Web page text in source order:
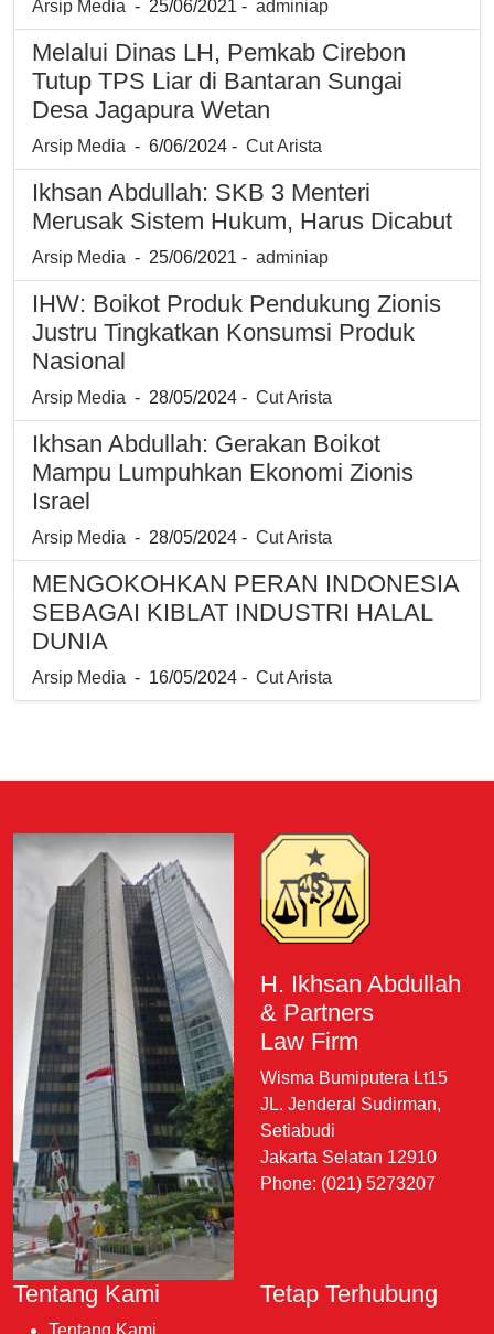
Arsip Media - 25/06/2021 - adminiap
Melalui Dinas LH, Pemkab Cirebon
Tutup TPS Liar di Bantaran Sungai
Desa Jagapura Wetan
Arsip Media - 6/06/2024 - Cut Arista
Ikhsan Abdullah: SKB 3 Menteri
Merusak Sistem Hukum, Harus Dicabut
Arsip Media - 25/06/2021 - adminiap
IHW: Boikot Produk Pendukung Zionis
Justru Tingkatkan Konsumsi Produk
Nasional
Arsip Media - 28/05/2024 - Cut Arista
Ikhsan Abdullah: Gerakan Boikot
Mampu Lumpuhkan Ekonomi Zionis
Israel
Arsip Media - 28/05/2024 - Cut Arista
MENGOKOHKAN PERAN INDONESIA
SEBAGAI KIBLAT INDUSTRI HALAL
DUNIA
Arsip Media - 16/05/2024 - Cut Arista
H. Ikhsan Abdullah
& Partners
Law Firm
Wisma Bumiputera Lt15
JL. Jenderal Sudirman,
Setiabudi
Jakarta Selatan 12910
Phone: (021) 5273207
Tentang Kami
Tentang Kami
Tetap Terhubung